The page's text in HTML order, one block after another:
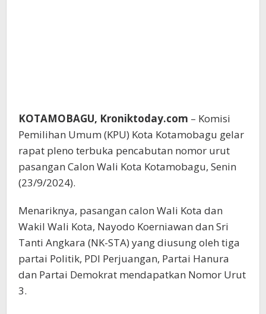
KOTAMOBAGU, Kroniktoday.com – Komisi
Pemilihan Umum (KPU) Kota Kotamobagu gelar
rapat pleno terbuka pencabutan nomor urut
pasangan Calon Wali Kota Kotamobagu, Senin
(23/9/2024).
Menariknya, pasangan calon Wali Kota dan
Wakil Wali Kota, Nayodo Koerniawan dan Sri
Tanti Angkara (NK-STA) yang diusung oleh tiga
partai Politik, PDI Perjuangan, Partai Hanura
dan Partai Demokrat mendapatkan Nomor Urut
3.